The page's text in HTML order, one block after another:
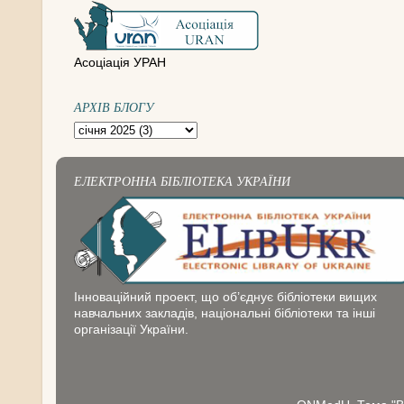
Асоціація УРАН
АРХІВ БЛОГУ
ЕЛЕКТРОННА БІБЛІОТЕКА УКРАЇНИ
Інноваційний проект, що об’єднує бібліотеки вищих
навчальних закладів, національні бібліотеки та інші
організації України.